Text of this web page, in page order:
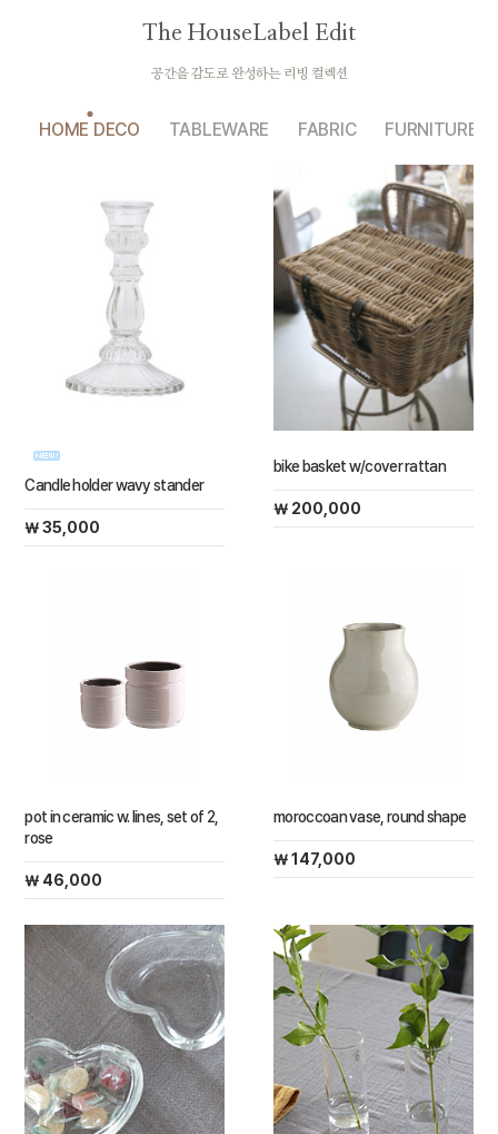
The HouseLabel Edit
공간을 감도로 완성하는 리빙 컬렉션
HOME DECO TABLEWARE FABRIC FURNITURE
Candle holder wavy stander
￦ 35,000
bike basket w/cover rattan
￦ 200,000
pot in ceramic w. lines, set of 2,
rose
￦ 46,000
moroccoan vase, round shape
￦ 147,000